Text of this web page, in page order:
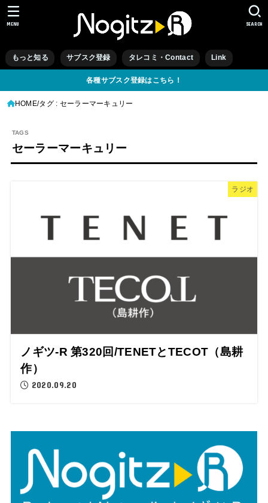
もっと知る サブスク登録 タレコミ・Contact Link
SEARCH
MENU
各種サブスク登録はこちら！
HOME タグ : セーラーマーキュリー
セーラーマーキュリー
ラジオ
ノギツ-R 第320回/TENETとTECOT（島耕
作）
2020.09.20